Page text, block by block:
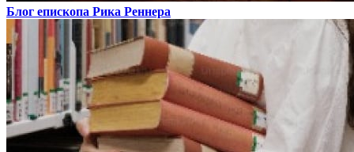
Блог епископа Рика Реннера